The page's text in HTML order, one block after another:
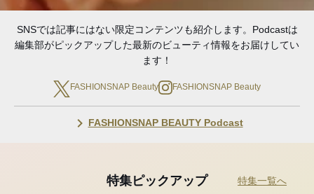
SNSでは記事にはない限定コンテンツも紹介します。Podcastは
編集部がピックアップした最新のビューティ情報をお届けしてい
ます！
FASHIONSNAP Beauty FASHIONSNAP Beauty
FASHIONSNAP BEAUTY Podcast
特集ピックアップ 特集一覧へ